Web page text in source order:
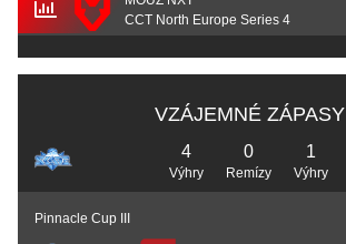
CCT North Europe Series 4
VZÁJEMNÉ ZÁPASY
4
Výhry
0
Remízy
1
Výhry
Pinnacle Cup III